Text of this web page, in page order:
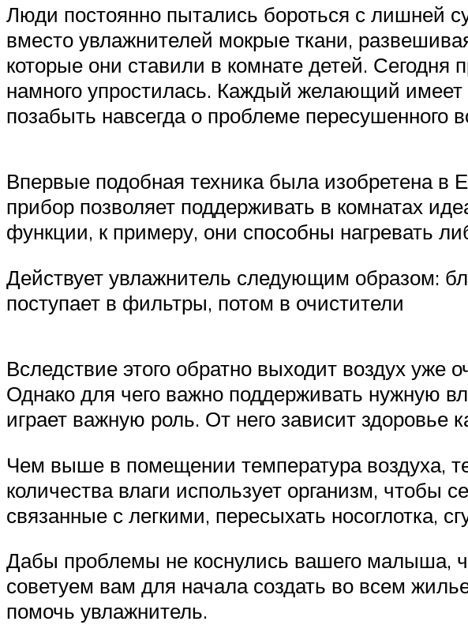
Люди постоянно пытались бороться с лишней
вместо увлажнителей мокрые ткани,
которые они ставили в комнате детей.
намного упростилась. Каждый желающий имеет
позабыть навсегда о проблеме пересушенного
Впервые подобная техника была изобретена в
прибор позволяет поддерживать в комнатах
функции, к примеру, они способны нагревать
Действует увлажнитель следующим образом:
поступает в фильтры, потом в очистители
Вследствие этого обратно выходит воздух
Однако для чего важно поддерживать нужную
играет важную роль. От него зависит здоровье
Чем выше в помещении температура воздуха,
количества влаги использует организм, чтобы
связанные с легкими, пересыхать носоглотка,
Дабы проблемы не коснулись вашего малыша,
советуем вам для начала создать во всем
помочь увлажнитель.